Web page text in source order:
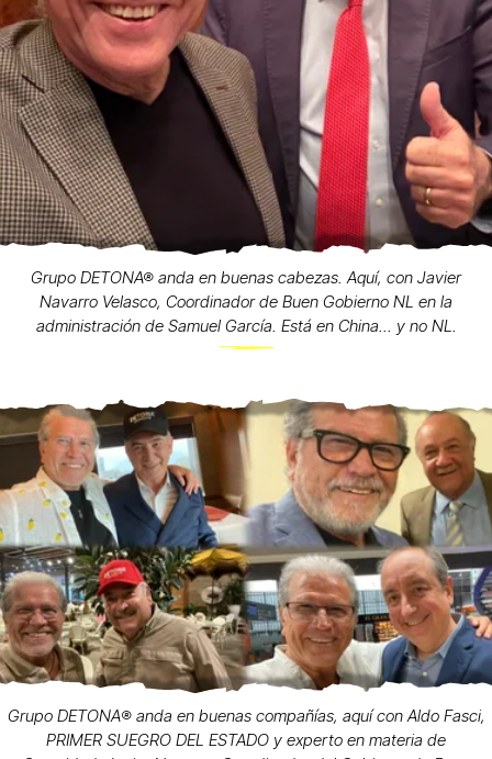
Grupo DETONA® anda en buenas cabezas. Aquí, con Javier
Navarro Velasco, Coordinador de Buen Gobierno NL en la
administración de Samuel García. Está en China... y no NL.
Grupo DETONA®️ anda en buenas compañías, aquí con Aldo Fasci,
PRIMER SUEGRO DEL ESTADO y experto en materia de